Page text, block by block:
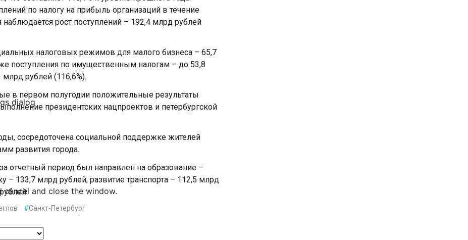
dialog
and close the window.
по налогу на прибыль организаций в течение
рост поступлений – 192,4 млрд рублей
налоговых режимов для малого бизнеса – 65,7
поступления по имущественным налогам – до 53,8
рублей (116,6%).
в первом полугодии положительные результаты
президентских нацпроектов и петербургской
сосредоточена социальной поддержке жителей
развития города.
отчетный период был направлен на образование –
– 133,7 млрд рублей, развитие транспорта – 112,5 млрд
#Санкт-Петербург